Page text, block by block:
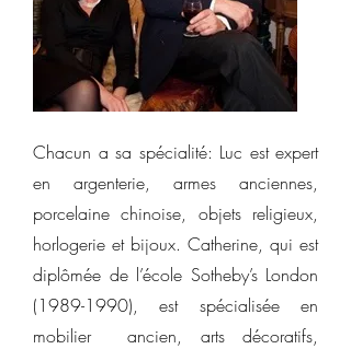
Chacun a sa spécialité: Luc est expert
en argenterie, armes anciennes,
porcelaine chinoise, objets religieux,
horlogerie et bijoux. Catherine, qui est
diplômée de l’école Sotheby’s London
(1989-1990), est spécialisée en
mobilier ancien, arts décoratifs,